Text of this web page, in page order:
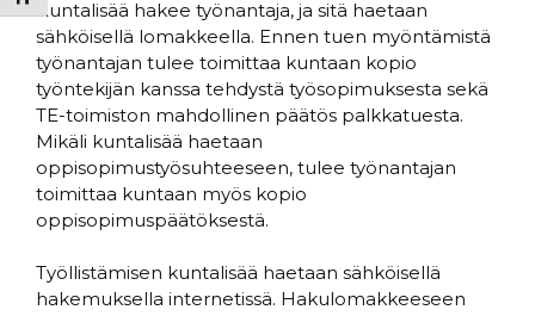
Kuntalisää hakee työnantaja, ja sitä haetaan
sähköisellä lomakkeella. Ennen tuen myöntämistä
työnantajan tulee toimittaa kuntaan kopio
työntekijän kanssa tehdystä työsopimuksesta sekä
TE-toimiston mahdollinen päätös palkkatuesta.
Mikäli kuntalisää haetaan
oppisopimustyösuhteeseen, tulee työnantajan
toimittaa kuntaan myös kopio
oppisopimuspäätöksestä.
Työllistämisen kuntalisää haetaan sähköisellä
hakemuksella internetissä. Hakulomakkeeseen